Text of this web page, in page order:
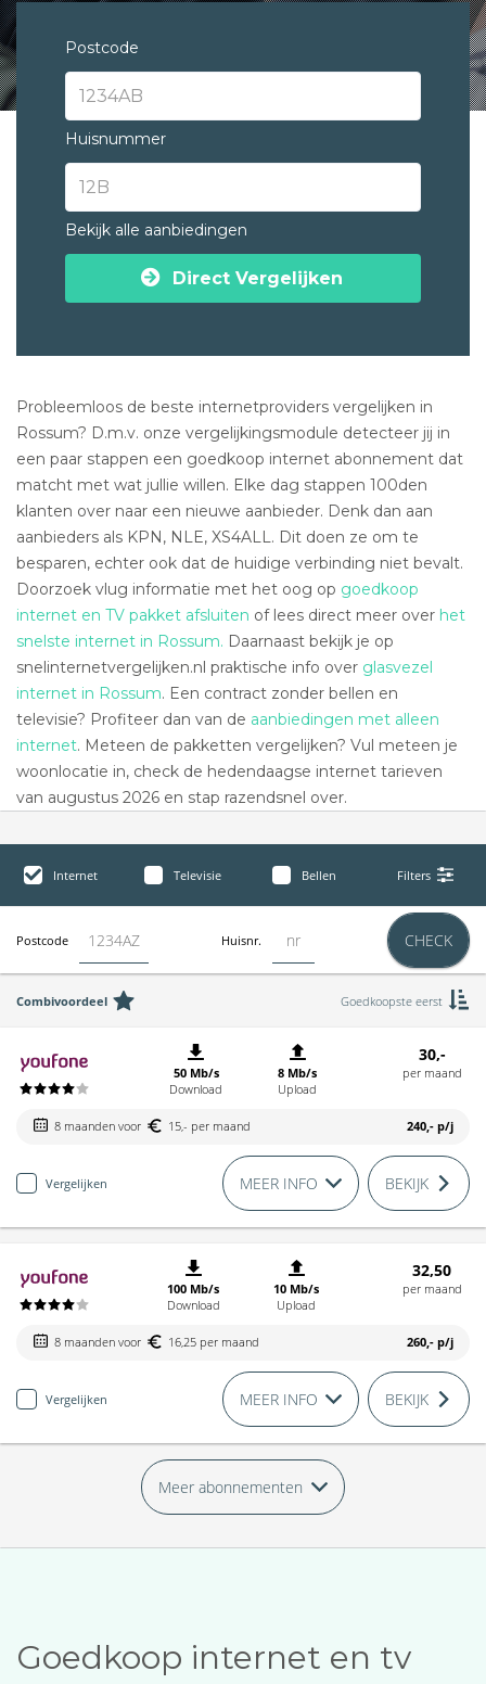
Postcode
Huisnummer
Bekijk alle aanbiedingen
Direct Vergelijken
Probleemloos de beste internetproviders vergelijken in
Rossum? D.m.v. onze vergelijkingsmodule detecteer jij in
een paar stappen een goedkoop internet abonnement dat
matcht met wat jullie willen. Elke dag stappen 100den
klanten over naar een nieuwe aanbieder. Denk dan aan
aanbieders als KPN, NLE, XS4ALL. Dit doen ze om te
besparen, echter ook dat de huidige verbinding niet bevalt.
Doorzoek vlug informatie met het oog op goedkoop
internet en TV pakket afsluiten of lees direct meer over het
snelste internet in Rossum. Daarnaast bekijk je op
snelinternetvergelijken.nl praktische info over glasvezel
internet in Rossum. Een contract zonder bellen en
televisie? Profiteer dan van de aanbiedingen met alleen
internet. Meteen de pakketten vergelijken? Vul meteen je
woonlocatie in, check de hedendaagse internet tarieven
van augustus 2026 en stap razendsnel over.
Internet Televisie Bellen Filters
Postcode Huisnr. CHECK
Combivoordeel Goedkoopste eerst
50 Mb/s
Download
8 Mb/s
Upload
30,-
per maand
8 maanden voor 15,- per maand 240,- p/j
Vergelijken MEER INFO BEKIJK
100 Mb/s
Download
10 Mb/s
Upload
32,50
per maand
8 maanden voor 16,25 per maand 260,- p/j
Vergelijken MEER INFO BEKIJK
Meer abonnementen
Goedkoop internet en tv